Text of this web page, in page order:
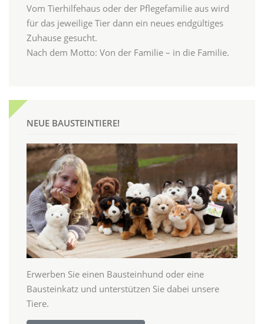
Vom Tierhilfehaus oder der Pflegefamilie aus wird
für das jeweilige Tier dann ein neues endgültiges
Zuhause gesucht.
Nach dem Motto: Von der Familie – in die Familie.
NEUE BAUSTEINTIERE!
Erwerben Sie einen Bausteinhund oder eine
Bausteinkatz und unterstützen Sie dabei unsere
Tiere.